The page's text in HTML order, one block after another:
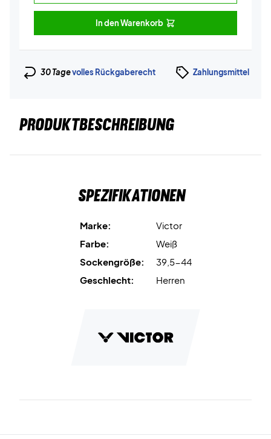
In den Warenkorb
30 Tagevolles Rückgaberecht Zahlungsmittel
PRODUKTBESCHREIBUNG
Spezifikationen
Marke:
Victor
Farbe:
Weiß
Sockengröße:
39,5-44
Geschlecht:
Herren